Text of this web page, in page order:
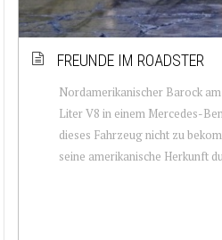
FREUNDE IM ROADSTER
Nordamerikanischer Barock
Liter V8 in einem Mercedes-
dieses Fahrzeug nicht zu
seine amerikanische Herkunft